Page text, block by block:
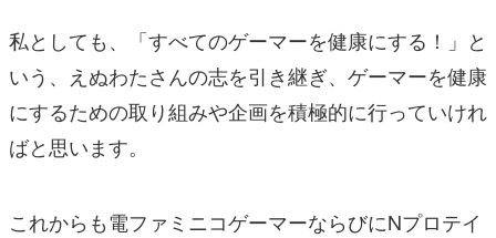
私としても、「すべてのゲーマーを健康にする！」と
いう、えぬわたさんの志を引き継ぎ、ゲーマーを健康
にするための取り組みや企画を積極的に行っていけれ
ばと思います。
これからも電ファミニコゲーマーならびにNプロテイ